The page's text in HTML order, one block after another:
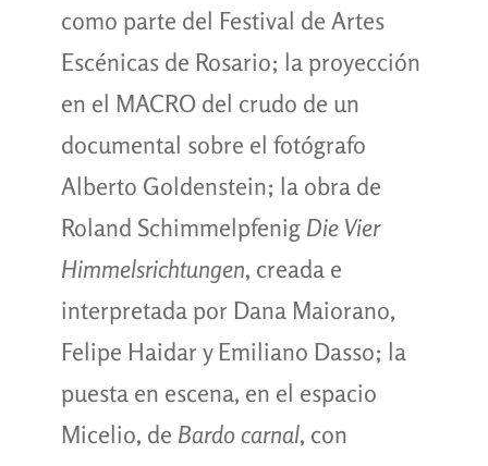
como parte del Festival de Artes
Escénicas de Rosario; la proyección
en el MACRO del crudo de un
documental sobre el fotógrafo
Alberto Goldenstein; la obra de
Roland Schimmelpfenig Die Vier
Himmelsrichtungen, creada e
interpretada por Dana Maiorano,
Felipe Haidar y Emiliano Dasso; la
puesta en escena, en el espacio
Micelio, de Bardo carnal, con